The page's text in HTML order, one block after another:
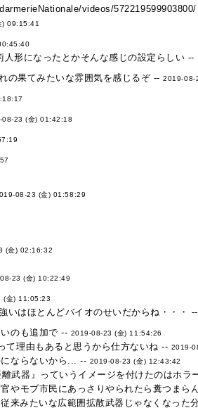
videos/
) 09:15:41
形になったとかそんな感じの設定らしい --
の果てみたいな雰囲気を感じるぞ --2019-08-
08-23 (金) 01:42:18
08-23 (金) 01:58:29
(金) 02:16:32
23 (金) 10:22:49
(金) 11:05:23
いはほとんどバイオのせいだからね・・・
のも追加で -- 2019-08-23 (金) 11:54:26
て理由もあると思うから仕方ないね -- 2019-
ならないから... -- 2019-08-23 (金) 12:43:42
武器』っていうイメージを付けたのはホラ
やモブ市民にあっさりやられたら糞つまら
来みたいな広範囲拡散武器じゃなくなった